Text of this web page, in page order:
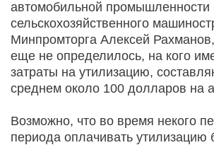
автомобильной промышленности
сельскохозяйственного
Минпромторга Алексей
еще не определилось, на кого
затраты на утилизацию,
среднем около 100 долларов на
Возможно, что во время некого
периода оплачивать утилизацию